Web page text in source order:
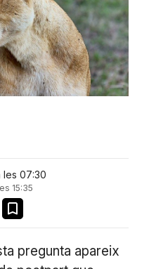
les 07:30
15:35
Email
pregunta apareix